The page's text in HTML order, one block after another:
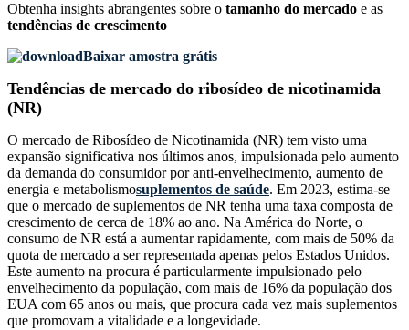
Obtenha insights abrangentes sobre o tamanho do mercado e as
tendências de crescimento
Baixar amostra grátis
Tendências de mercado do ribosídeo de nicotinamida
(NR)
O mercado de Ribosídeo de Nicotinamida (NR) tem visto uma
expansão significativa nos últimos anos, impulsionada pelo aumento
da demanda do consumidor por anti-envelhecimento, aumento de
energia e metabolismosuplementos de saúde. Em 2023, estima-se
que o mercado de suplementos de NR tenha uma taxa composta de
crescimento de cerca de 18% ao ano. Na América do Norte, o
consumo de NR está a aumentar rapidamente, com mais de 50% da
quota de mercado a ser representada apenas pelos Estados Unidos.
Este aumento na procura é particularmente impulsionado pelo
envelhecimento da população, com mais de 16% da população dos
EUA com 65 anos ou mais, que procura cada vez mais suplementos
que promovam a vitalidade e a longevidade.